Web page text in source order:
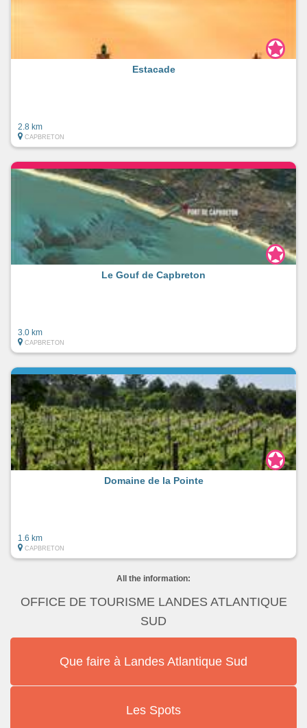
Estacade
2.8 km
CAPBRETON
Le Gouf de Capbreton
3.0 km
CAPBRETON
Domaine de la Pointe
1.6 km
CAPBRETON
All the information:
OFFICE DE TOURISME LANDES ATLANTIQUE
SUD
Que faire à Landes Atlantique Sud
Les Spots